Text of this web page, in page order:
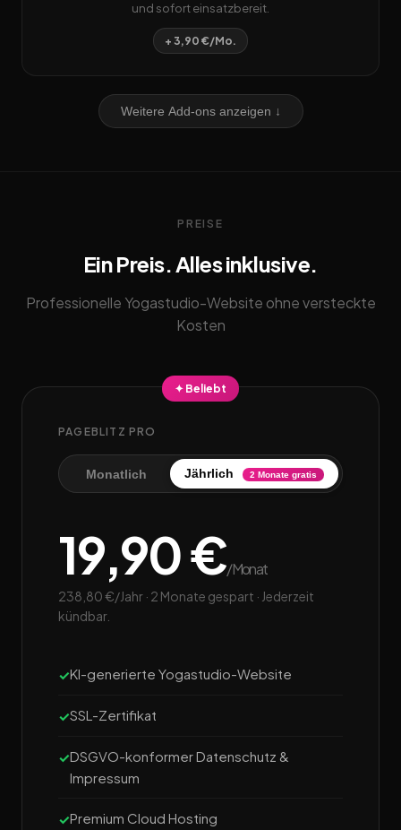
und sofort einsatzbereit.
+ 3,90 €/Mo.
Weitere Add-ons anzeigen ↓
PREISE
Ein Preis. Alles inklusive.
Professionelle Yogastudio-Website ohne versteckte
Kosten
✦ Beliebt
PAGEBLITZ PRO
Monatlich Jährlich 2 Monate gratis
19,90 €/Monat
238,80 €/Jahr · 2 Monate gespart · Jederzeit
kündbar.
KI-generierte Yogastudio-Website
SSL-Zertifikat
DSGVO-konformer Datenschutz &
Impressum
Premium Cloud Hosting